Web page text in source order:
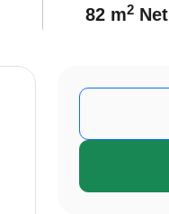
82 m2 Net